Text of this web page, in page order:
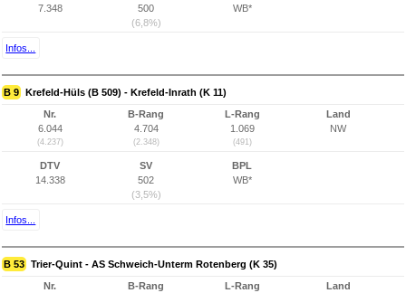
7.348
500
(6,8%)
WB*
Infos...
B 9 Krefeld-Hüls (B 509) - Krefeld-Inrath (K 11)
Nr.
6.044
(4.237)
B-Rang
4.704
(2.348)
L-Rang
1.069
(491)
Land
NW
DTV
14.338
SV
502
(3,5%)
BPL
WB*
Infos...
B 53 Trier-Quint - AS Schweich-Unterm Rotenberg (K 35)
Nr.
B-Rang
L-Rang
Land